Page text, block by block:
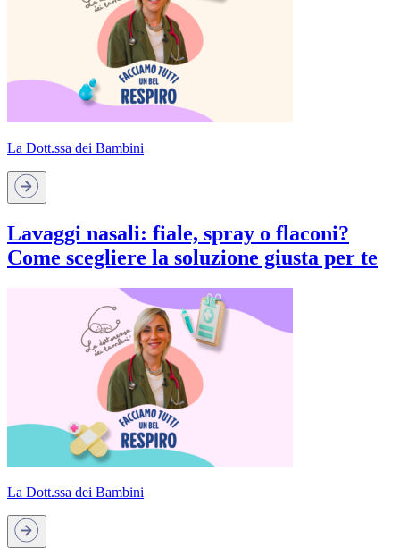
La Dott.ssa dei Bambini
Lavaggi nasali: fiale, spray o flaconi?
Come scegliere la soluzione giusta per te
La Dott.ssa dei Bambini